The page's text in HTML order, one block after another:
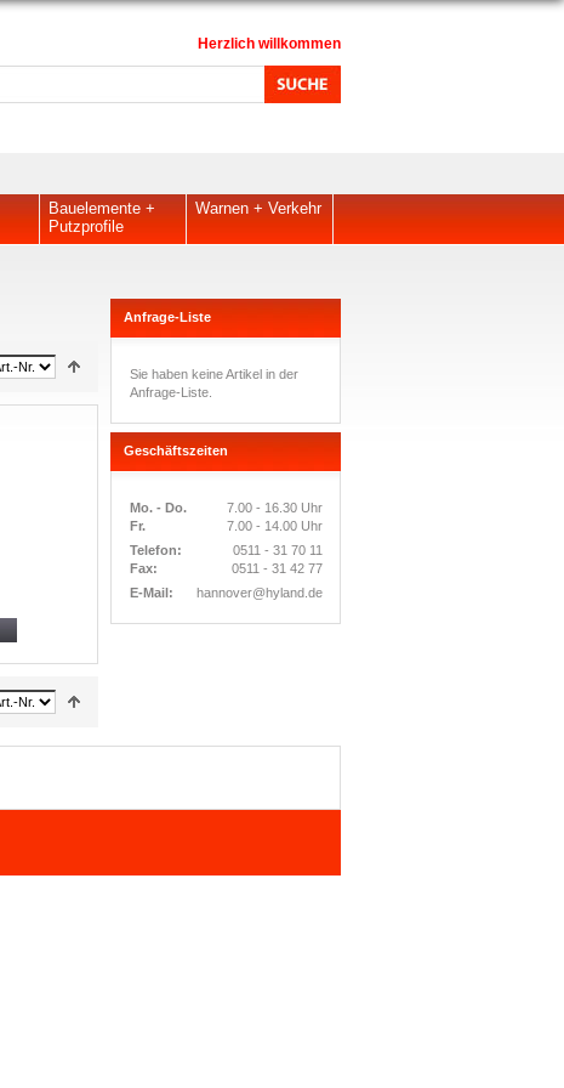
Herzlich willkommen
Bauelemente +
Putzprofile
Warnen + Verkehr
Anfrage-Liste
Sie haben keine Artikel in der
Anfrage-Liste.
Geschäftszeiten
Mo. - Do.
7.00 - 16.30 Uhr
Fr.
7.00 - 14.00 Uhr
Telefon:
0511 - 31 70 11
Fax:
0511 - 31 42 77
E-Mail:
hannover@hyland.de